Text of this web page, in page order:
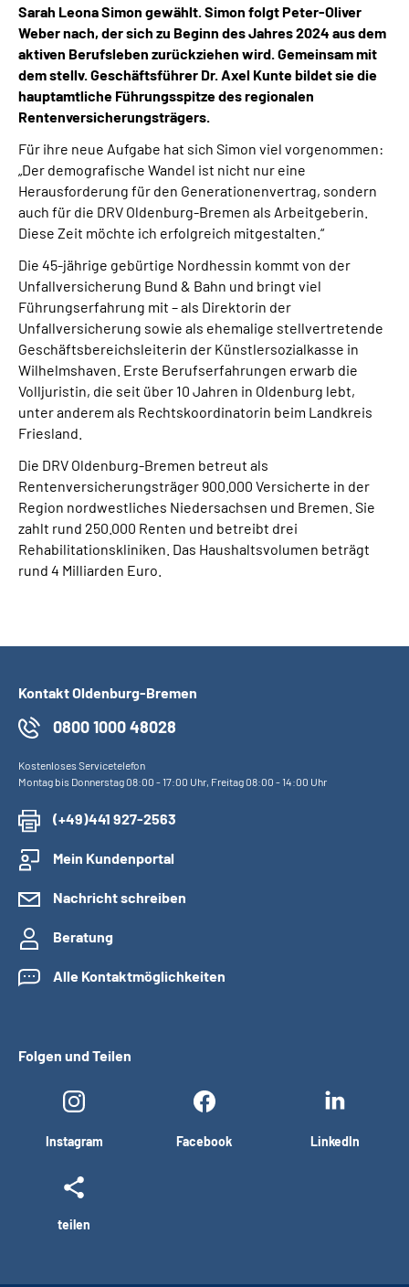
Sarah Leona Simon gewählt. Simon folgt Peter-Oliver
Weber nach, der sich zu Beginn des Jahres 2024 aus dem
aktiven Berufsleben zurückziehen wird. Gemeinsam mit
dem stellv. Geschäftsführer Dr. Axel Kunte bildet sie die
hauptamtliche Führungsspitze des regionalen
Rentenversicherungsträgers.
Für ihre neue Aufgabe hat sich Simon viel vorgenommen:
„Der demografische Wandel ist nicht nur eine
Herausforderung für den Generationenvertrag, sondern
auch für die DRV Oldenburg-Bremen als Arbeitgeberin.
Diese Zeit möchte ich erfolgreich mitgestalten.“
Die 45-jährige gebürtige Nordhessin kommt von der
Unfallversicherung Bund & Bahn und bringt viel
Führungserfahrung mit – als Direktorin der
Unfallversicherung sowie als ehemalige stellvertretende
Geschäftsbereichsleiterin der Künstlersozialkasse in
Wilhelmshaven. Erste Berufserfahrungen erwarb die
Volljuristin, die seit über 10 Jahren in Oldenburg lebt,
unter anderem als Rechtskoordinatorin beim Landkreis
Friesland.
Die DRV Oldenburg-Bremen betreut als
Rentenversicherungsträger 900.000 Versicherte in der
Region nordwestliches Niedersachsen und Bremen. Sie
zahlt rund 250.000 Renten und betreibt drei
Rehabilitationskliniken. Das Haushaltsvolumen beträgt
rund 4 Milliarden Euro.
Kontakt Oldenburg-Bremen
0800 1000 48028
Kostenloses Servicetelefon
Montag bis Donnerstag 08:00 - 17:00 Uhr, Freitag 08:00 - 14:00 Uhr
(+49)441 927-2563
Mein Kundenportal
Nachricht schreiben
Beratung
Alle Kontaktmöglichkeiten
Folgen und Teilen
Instagram Facebook LinkedIn
teilen